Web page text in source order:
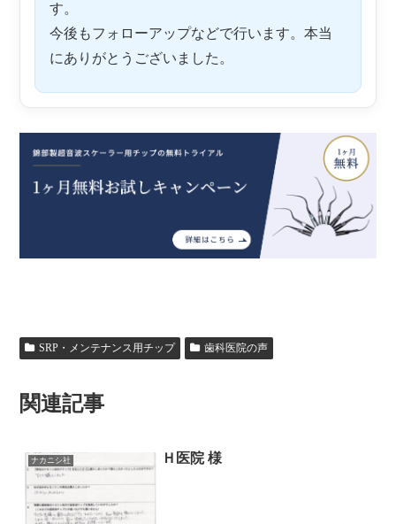
す。
今後もフォローアップなどで行います。本当
にありがとうございました。
SRP・メンテナンス用チップ 歯科医院の声
関連記事
ナカニシ社 Ｈ医院 様